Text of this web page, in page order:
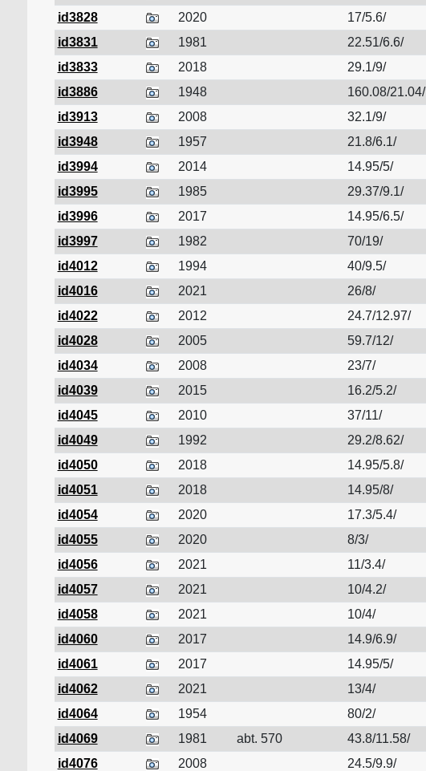
id3828
2020 17/5.6/
id3831
1981 22.51/6.6/
id3833
2018 29.1/9/
id3886
1948 160.08/21.04/
id3913
2008 32.1/9/
id3948
1957 21.8/6.1/
id3994
2014 14.95/5/
id3995
1985 29.37/9.1/
id3996
2017 14.95/6.5/
id3997
1982 70/19/
id4012
1994 40/9.5/
id4016
2021 26/8/
id4022
2012 24.7/12.97/
id4028
2005 59.7/12/
id4034
2008 23/7/
id4039
2015 16.2/5.2/
id4045
2010 37/11/
id4049
1992 29.2/8.62/
id4050
2018 14.95/5.8/
id4051
2018 14.95/8/
id4054
2020 17.3/5.4/
id4055
2020 8/3/
id4056
2021 11/3.4/
id4057
2021 10/4.2/
id4058
2021 10/4/
id4060
2017 14.9/6.9/
id4061
2017 14.95/5/
id4062
2021 13/4/
id4064
1954 80/2/
id4069
1981 abt. 570 43.8/11.58/
id4076
2008 24.5/9.9/